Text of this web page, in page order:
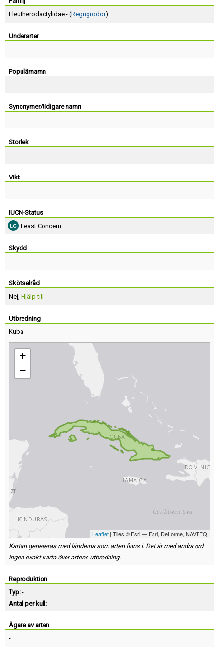
Eleutherodactylidae - (Regngrodor)
Underarter
-
Populärnamn
Synonymer/tidigare namn
Storlek
Vikt
-
IUCN-Status
Least Concern
Skydd
Skötselråd
Nej, Hjälp till
Utbredning
Kuba
+
−
Leaflet | Tiles © Esri — Esri, DeLorme, NAVTEQ
Kartan genereras med länderna som arten finns i. Det är med andra ord
ingen exakt karta över artens utbredning.
Reproduktion
Typ: -
Antal per kull: -
Ägare av arten
-